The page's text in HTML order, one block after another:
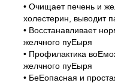
• Очищает печень и
холестерин, выводит
• Восстанавливает
желчного пуЕыря
• Профилактика
желчного пуЕыря
• БеЕопасная и